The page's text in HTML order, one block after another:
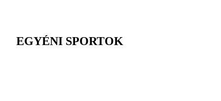
EGYÉNI SPORTOK